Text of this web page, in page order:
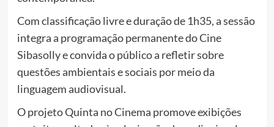
Com classificação livre e duração de 1h35, a sessão
integra a programação permanente do Cine
Sibasolly e convida o público a refletir sobre
questões ambientais e sociais por meio da
linguagem audiovisual.
O projeto Quinta no Cinema promove exibições